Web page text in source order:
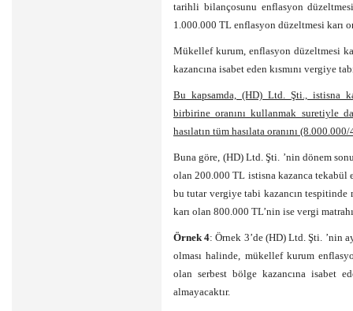
tarihli bilançosunu enflasyon
1.000.000 TL enflasyon düzeltmesi karı
Mükellef kurum, enflasyon düzeltmesi
kazancına isabet eden kısmını vergiye
Bu kapsamda, (HD) Ltd. Şti., istisna
birbirine oranını kullanmak suretiyle
hasılatın tüm hasılata oranını
Buna göre, (HD) Ltd. Şti. ’nin dönem
olan 200.000 TL istisna kazanca tekabül
bu tutar vergiye tabi kazancın
karı olan 800.000 TL’nin ise vergi
Örnek 4: Örnek 3’de (HD) Ltd. Şti. ’nin
olması halinde, mükellef kurum
olan serbest bölge kazancına isabet
almayacaktır.